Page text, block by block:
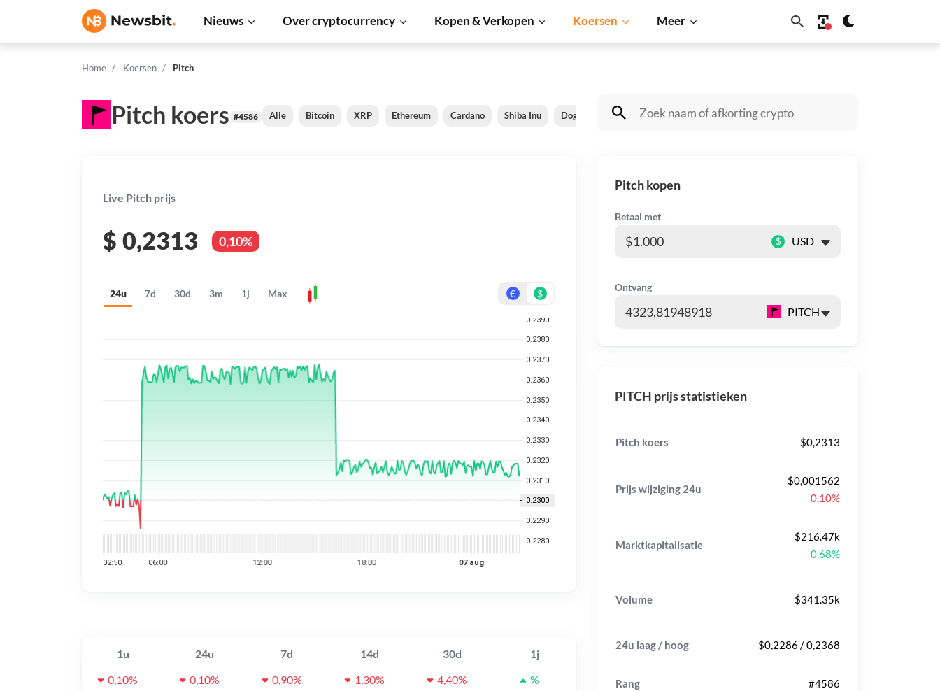
Nieuws Over cryptocurrency Kopen & Verkopen Koersen Meer
Home Koersen Pitch
Pitch koers #4586 Alle Bitcoin XRP Ethereum Cardano Shiba Inu Dogecoin Solana BNB
Live Pitch prijs
$ 0,2313 0,10%
24u 7d 30d 3m 1j Max € $
1u 24u 7d 14d 30d
1j
0,10%
0,10% 0,90% 1,30% 4,40% %
Pitch kopen
Betaal met
$
Ontvang
PITCH prijs statistieken
Pitch koers $0,2313
Prijs wijziging 24u
$0,001562
0,10%
Marktkapitalisatie
$216.47k
0,68%
Volume $341.35k
24u laag / hoog $0,2286 / 0,2368
Rang #4586